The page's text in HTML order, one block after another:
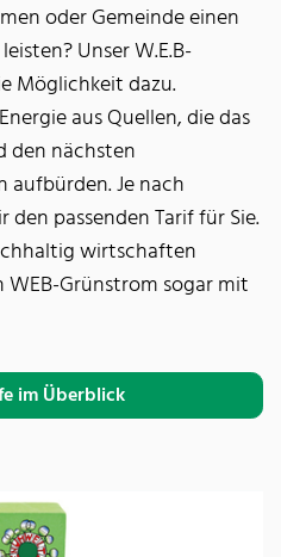
oder Gemeinde einen
Unser W.E.B-
Möglichkeit dazu.
aus Quellen, die das
den nächsten
aufbürden. Je nach
passenden Tarif für Sie.
wirtschaften
Grünstrom sogar mit
im Überblick